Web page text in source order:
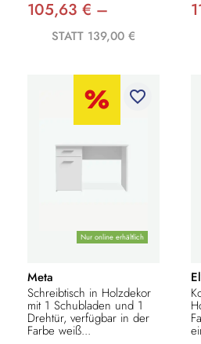
105,63 € –
STATT 139,00 €
Nur online erhältlich
favorite_border
Meta
Schreibtisch in Holzdekor
mit 1 Schubladen und 1
Drehtür, verfügbar in der
Farbe weiß...